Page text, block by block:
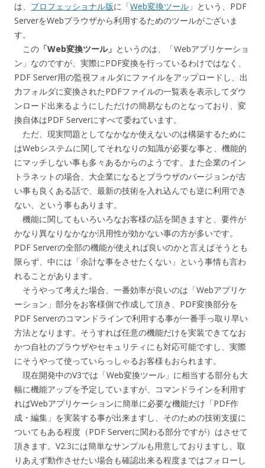
は、 プロフェッショナル版に「Web変換ツール 」という、PDF
ServerをWebブラウザから利用するためのツールがございま
す。
この 「Web変換ツール」 というのは、「Webアプリケーショ
ン」なのですが、実際にPDF変換を行っているわけではなく、
PDF Server用の監視フォルダにファイルをアップロードし、出
力フォルダに変換されたPDFファイルの一覧表を表示してダウ
ンロード出来るようにしただけの簡易なものとなっており、変
換自体はPDF Serverにすべて委ねています。
ただ、現実問題としてなかなか使えないのは構築するために
はWebシステムに関してそれなりの知識が必要な事と、機能的
にマッチしない事も多々あるからのようです。また企業のイン
トラネットの場合、大企業になるとブラウザのバージョンが古
い事も良くある話で、最新の技術を入れ込んでも逆に利用でき
ない、という事もあります。
機能に関してもいろいろなお客様の話を聞きますと、要件が
かなり異なりなかなか汎用性が効かない事の方が多いです。
PDF Serverの全部の機能が使えれば良いのかと言えばそうとも
限らず、中には「余計な事をさせたくない」という事情も言わ
れることがあります。
そうやって考えた場合、一番効率が良いのは「Webアプリケ
ーション」部分をお客様側で作成して頂き、PDF変換部分を
PDF Serverのコマンドラインで利用する事が一番手っ取り早い
方法となります。そうすれば任意の機能だけを実装できてなお
かつ自社のブラウザやセキュリティにも対応可能ですし、実際
にそうやって使っていらっしゃるお客様もおられます。
現在開発中のV3では「Web変換ツール」に相当する部分も大
幅に機能アップを予定していますが、コマンドラインを利用す
ればWebアプリケーションに簡単に必要な機能だけ「PDF作
成・編集」を実装する事が出来ますし、そのための技術支援に
ついてもある程度（PDF Serverに関わる部分ですが）はさせて
頂きます。V2.3には簡単なサンプルも用意しておりますし、取
りあえず動作させたい場合も確認出来る程度まではフォローし